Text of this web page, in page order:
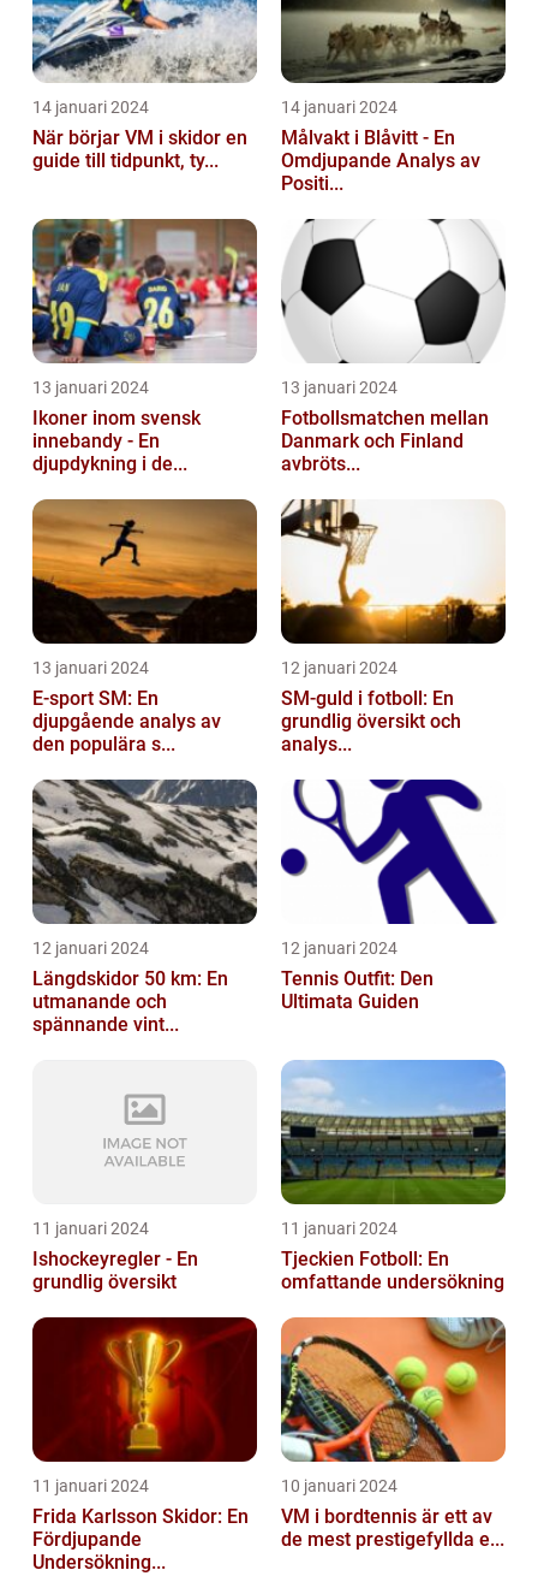
14 januari 2024
När börjar VM i skidor en
guide till tidpunkt, ty...
14 januari 2024
Målvakt i Blåvitt - En
Omdjupande Analys av
Positi...
13 januari 2024
Ikoner inom svensk
innebandy - En
djupdykning i de...
13 januari 2024
Fotbollsmatchen mellan
Danmark och Finland
avbröts...
13 januari 2024
E-sport SM: En
djupgående analys av
den populära s...
12 januari 2024
SM-guld i fotboll: En
grundlig översikt och
analys...
12 januari 2024
Längdskidor 50 km: En
utmanande och
spännande vint...
12 januari 2024
Tennis Outfit: Den
Ultimata Guiden
11 januari 2024
Ishockeyregler - En
grundlig översikt
11 januari 2024
Tjeckien Fotboll: En
omfattande undersökning
11 januari 2024
Frida Karlsson Skidor: En
Fördjupande
Undersökning...
10 januari 2024
VM i bordtennis är ett av
de mest prestigefyllda e...